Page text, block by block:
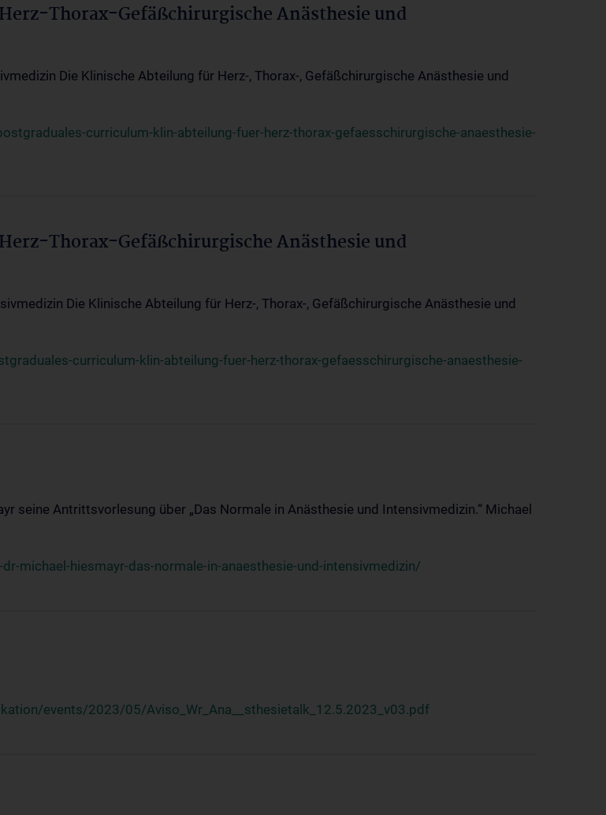
Thorax-Gefäßchirurgische Anästhesie und
Die Klinische Abteilung für Herz-, Thorax-, Gefäßchirurgische Anästhesie und
curriculum-klin-abteilung-fuer-herz-thorax-gefaesschirurgische-anaesthesie-
Thorax-Gefäßchirurgische Anästhesie und
Die Klinische Abteilung für Herz-, Thorax-, Gefäßchirurgische Anästhesie und
curriculum-klin-abteilung-fuer-herz-thorax-gefaesschirurgische-anaesthesie-
seine Antrittsvorlesung über „Das Normale in Anästhesie und Intensivmedizin.“ Michael
hiesmayr-das-normale-in-anaesthesie-und-intensivmedizin/
events/2023/05/Aviso_Wr_Ana__sthesietalk_12.5.2023_v03.pdf